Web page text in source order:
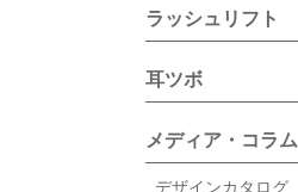
ラッシュリフト
耳ツボ
メディア・コラム
デザインカタログ